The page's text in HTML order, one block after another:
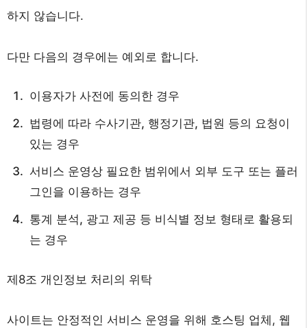
하지 않습니다.
다만 다음의 경우에는 예외로 합니다.
이용자가 사전에 동의한 경우
법령에 따라 수사기관, 행정기관, 법원 등의 요청이
있는 경우
서비스 운영상 필요한 범위에서 외부 도구 또는 플러
그인을 이용하는 경우
통계 분석, 광고 제공 등 비식별 정보 형태로 활용되
는 경우
제8조 개인정보 처리의 위탁
사이트는 안정적인 서비스 운영을 위해 호스팅 업체, 웹